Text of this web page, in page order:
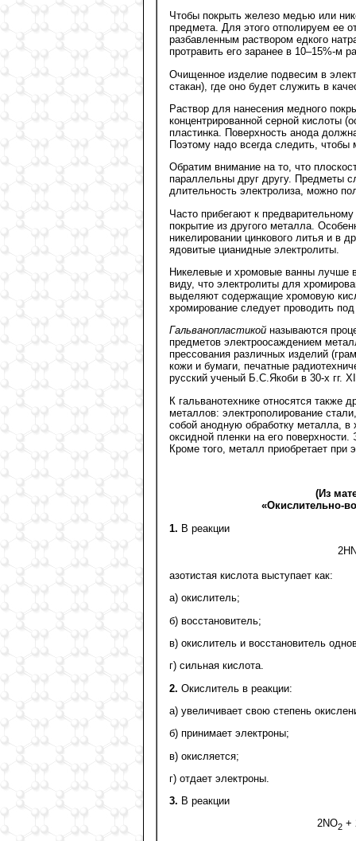
Чтобы покрыть железо медью или
предмета. Для этого отполируем ее
разбавленным раствором едкого
протравить его заранее в 10–15%-м
Очищенное изделие подвесим в
стакан), где оно будет служить в
Раствор для нанесения медного
концентрированной серной кислоты
пластинка. Поверхность анода
Поэтому надо всегда следить,
Обратим внимание на то, что
параллельны друг другу. Предметы
длительность электролиза, можно
Часто прибегают к
покрытие из другого металла.
никелировании цинкового литья и в
ядовитые цианидные электролиты.
Никелевые и хромовые ванны лучше
виду, что электролиты для
выделяют содержащие хромовую
хромирование следует проводить
Гальванопластикой называются
предметов электроосаждением
прессования различных изделий
кожи и бумаги, печатные
русский ученый Б.С.Якоби в 30-х гг.
К гальванотехнике относятся также
металлов: электрополирование
собой анодную обработку металла, в
оксидной пленки на его
Кроме того, металл приобретает при
(Из
«Окислительно-
1. В реакции
азотистая кислота выступает как:
а) окислитель;
б) восстановитель;
в) окислитель и восстановитель
г) сильная кислота.
2. Окислитель в реакции:
а) увеличивает свою степень
б) принимает электроны;
в) окисляется;
г) отдает электроны.
3. В реакции
2NO2+